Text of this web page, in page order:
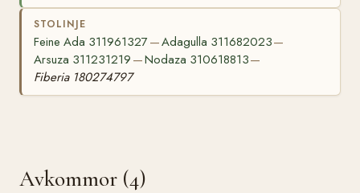
STOLINJE
Feine Ada 311961327 —Adagulla 311682023—
Arsuza 311231219 —Nodaza 310618813—
Fiberia 180274797
Avkommor (4)